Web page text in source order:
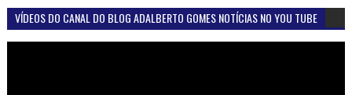
VÍDEOS DO CANAL DO BLOG ADALBERTO GOMES NOTÍCIAS NO YOU TUBE